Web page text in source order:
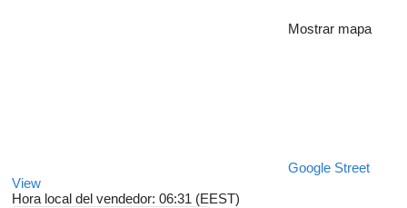
Mostrar mapa
Google Street
View
Hora local del vendedor: 06:31 (EEST)